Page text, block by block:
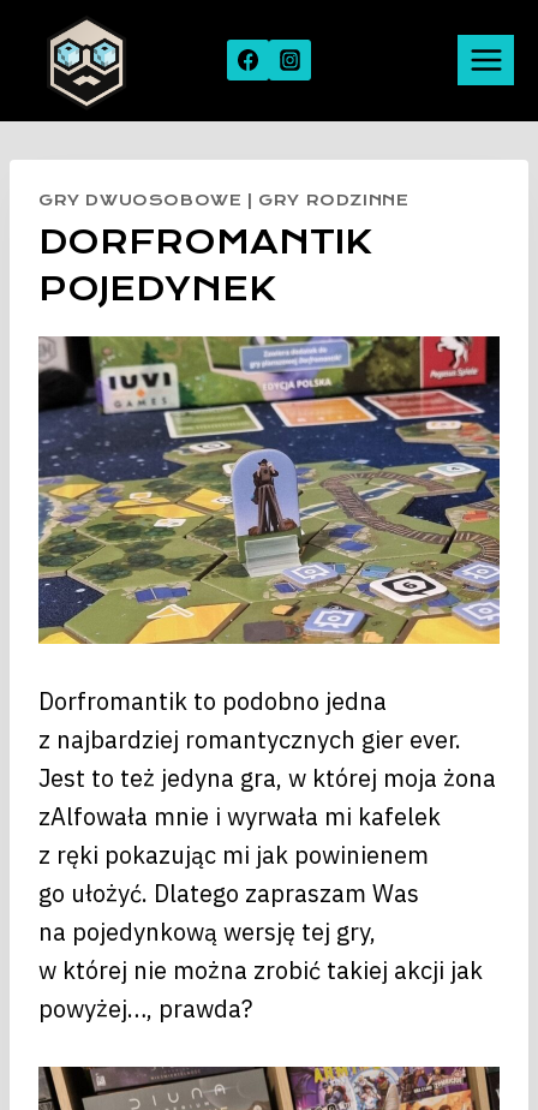
content
GRY DWUOSOBOWE GRY RODZINNE
DORFROMANTIK
POJEDYNEK
Dorfromantik to podobno jedna
z najbardziej romantycznych gier ever.
Jest to też jedyna gra, w której moja żona
zAlfowała mnie i wyrwała mi kafelek
z ręki pokazując mi jak powinienem
go ułożyć. Dlatego zapraszam Was
na pojedynkową wersję tej gry,
w której nie można zrobić takiej akcji jak
powyżej…, prawda?